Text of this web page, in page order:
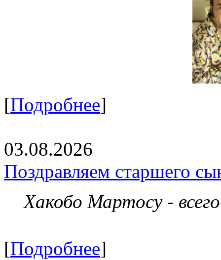
[Подробнее]
03.08.2026
Поздравляем старшего
Хакобо Мартосу -
[Подробнее]